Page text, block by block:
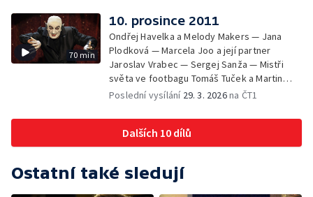
70 min
10. prosince 2011
Ondřej Havelka a Melody Makers — Jana
Plodková — Marcela Joo a její partner
Jaroslav Vrabec — Sergej Sanža — Mistři
světa ve footbagu Tomáš Tuček a Martin
Sládek
Poslední vysílání 29. 3. 2026na ČT1
Dalších 10 dílů
Ostatní také sledují